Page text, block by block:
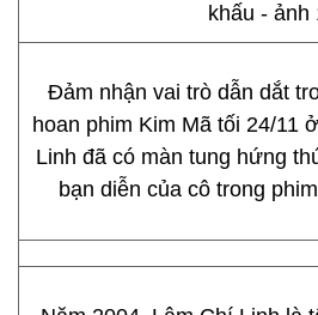
Đảm nhận vai trò dẫn dắt
hoan phim Kim Mã tối 24/11
Linh đã có màn tung hứng
bạn diễn của cô trong phim